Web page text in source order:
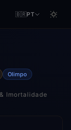
🇧🇷PT
Olimpo
Imortalidade